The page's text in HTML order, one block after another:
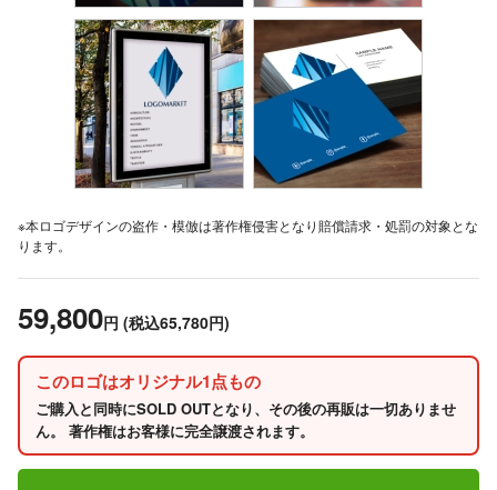
※本ロゴデザインの盗作・模倣は著作権侵害となり賠償請求・処罰の対象とな
ります。
59,800円 (税込65,780円)
このロゴはオリジナル1点もの
ご購入と同時にSOLD OUTとなり、その後の再販は一切ありませ
ん。 著作権はお客様に完全譲渡されます。